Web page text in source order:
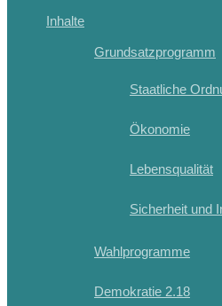
Inhalte
Grundsatzprogramm
Staatliche
Ökonomie
Lebensqualität
Sicherheit und
Wahlprogramme
Demokratie 2.18